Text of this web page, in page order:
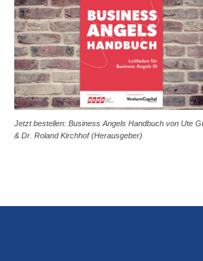
Jetzt bestellen: Business Angels Handbuch von Ute
& Dr. Roland Kirchhof (Herausgeber)